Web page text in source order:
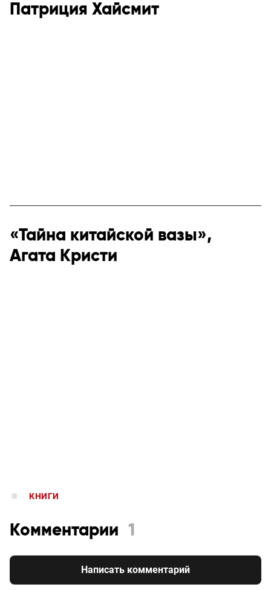
Патриция Хайсмит
«Тайна китайской вазы»,
Агата Кристи
КНИГИ
Комментарии 1
Написать комментарий